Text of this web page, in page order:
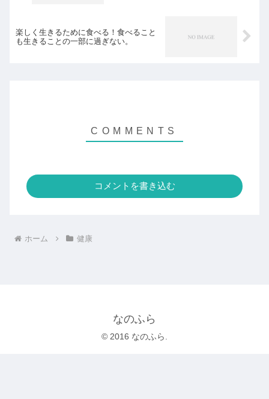
楽しく生きるために食べる！食べること
も生きることの一部に過ぎない。
コメントを書き込む
ホーム 健康
なのふら
© 2016 なのふら.